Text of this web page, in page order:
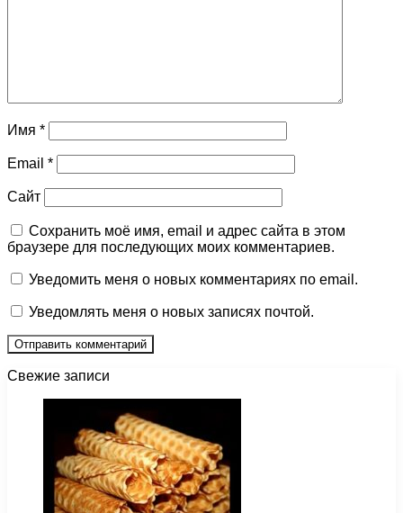
Имя *
Email *
Сайт
Сохранить моё имя, email и адрес сайта в этом
браузере для последующих моих комментариев.
Уведомить меня о новых комментариях по email.
Уведомлять меня о новых записях почтой.
Свежие записи